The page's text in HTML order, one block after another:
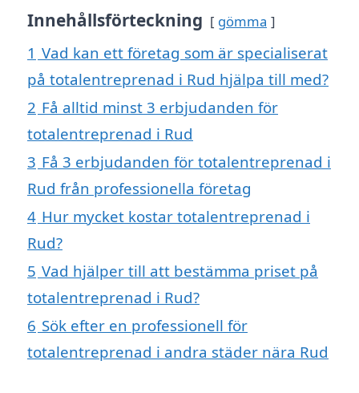
Innehållsförteckning gömma
1 Vad kan ett företag som är specialiserat
på totalentreprenad i Rud hjälpa till med?
2 Få alltid minst 3 erbjudanden för
totalentreprenad i Rud
3 Få 3 erbjudanden för totalentreprenad i
Rud från professionella företag
4 Hur mycket kostar totalentreprenad i
Rud?
5 Vad hjälper till att bestämma priset på
totalentreprenad i Rud?
6 Sök efter en professionell för
totalentreprenad i andra städer nära Rud